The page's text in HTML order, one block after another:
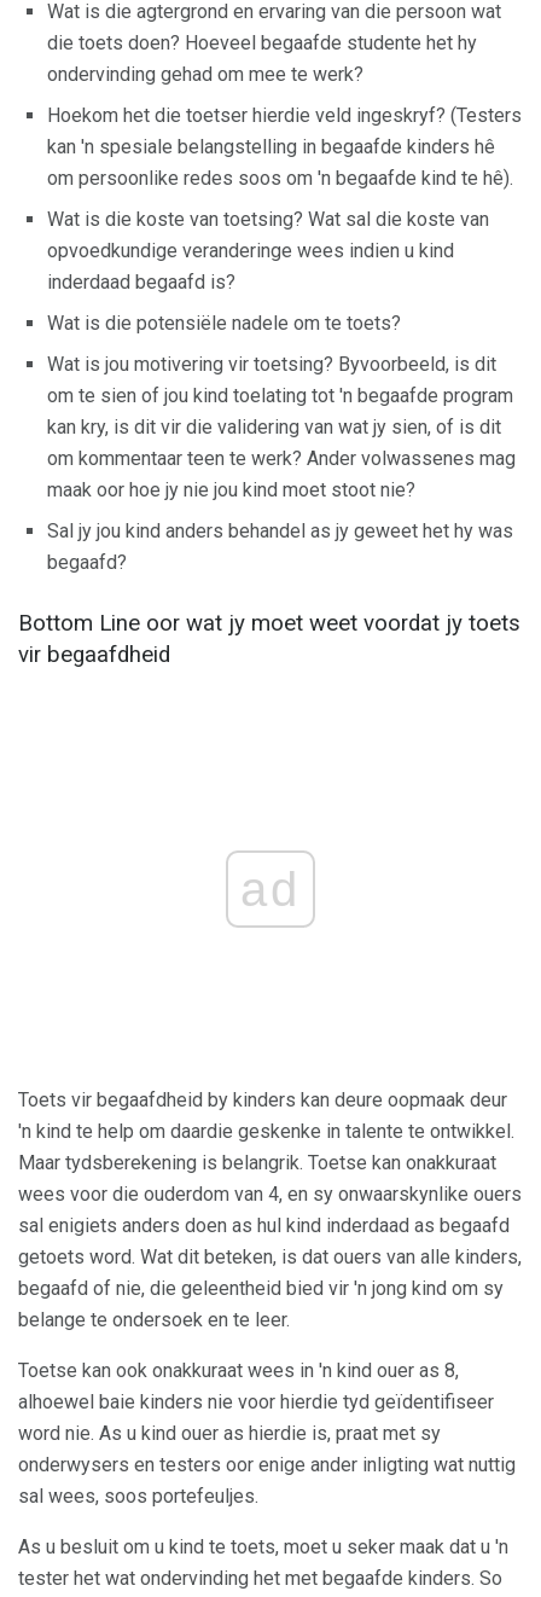
Wat is die agtergrond en ervaring van die persoon wat
die toets doen? Hoeveel begaafde studente het hy
ondervinding gehad om mee te werk?
Hoekom het die toetser hierdie veld ingeskryf? (Testers
kan 'n spesiale belangstelling in begaafde kinders hê
om persoonlike redes soos om 'n begaafde kind te hê).
Wat is die koste van toetsing? Wat sal die koste van
opvoedkundige veranderinge wees indien u kind
inderdaad begaafd is?
Wat is die potensiële nadele om te toets?
Wat is jou motivering vir toetsing? Byvoorbeeld, is dit
om te sien of jou kind toelating tot 'n begaafde program
kan kry, is dit vir die validering van wat jy sien, of is dit
om kommentaar teen te werk? Ander volwassenes mag
maak oor hoe jy nie jou kind moet stoot nie?
Sal jy jou kind anders behandel as jy geweet het hy was
begaafd?
Bottom Line oor wat jy moet weet voordat jy toets
vir begaafdheid
ad
Toets vir begaafdheid by kinders kan deure oopmaak deur
'n kind te help om daardie geskenke in talente te ontwikkel.
Maar tydsberekening is belangrik. Toetse kan onakkuraat
wees voor die ouderdom van 4, en sy onwaarskynlike ouers
sal enigiets anders doen as hul kind inderdaad as begaafd
getoets word. Wat dit beteken, is dat ouers van alle kinders,
begaafd of nie, die geleentheid bied vir 'n jong kind om sy
belange te ondersoek en te leer.
Toetse kan ook onakkuraat wees in 'n kind ouer as 8,
alhoewel baie kinders nie voor hierdie tyd geïdentifiseer
word nie. As u kind ouer as hierdie is, praat met sy
onderwysers en testers oor enige ander inligting wat nuttig
sal wees, soos portefeuljes.
As u besluit om u kind te toets, moet u seker maak dat u 'n
tester het wat ondervinding het met begaafde kinders. So